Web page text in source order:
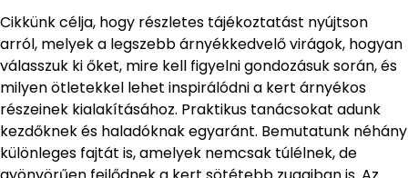
Cikkünk célja, hogy részletes tájékoztatást nyújtson
arról, melyek a legszebb árnyékkedvelő virágok, hogyan
válasszuk ki őket, mire kell figyelni gondozásuk során, és
milyen ötletekkel lehet inspirálódni a kert árnyékos
részeinek kialakításához. Praktikus tanácsokat adunk
kezdőknek és haladóknak egyaránt. Bemutatunk néhány
különleges fajtát is, amelyek nemcsak túlélnek, de